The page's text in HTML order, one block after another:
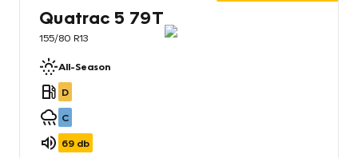
Quatrac 5 79T
155/80 R13
All-Season
D
C
69 db